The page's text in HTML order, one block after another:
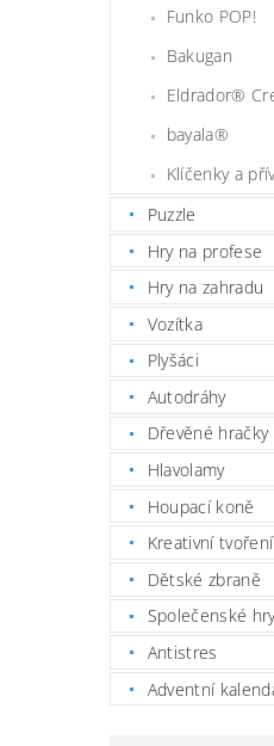
Funko POP!
Bakugan
Eldrador®
bayala®
Klíčenky a
Puzzle
Hry na profese
Hry na zahradu
Vozítka
Plyšáci
Autodráhy
Dřevěné hračky
Hlavolamy
Houpací koně
Kreativní tvoření
Dětské zbraně
Společenské
Antistres
Adventní